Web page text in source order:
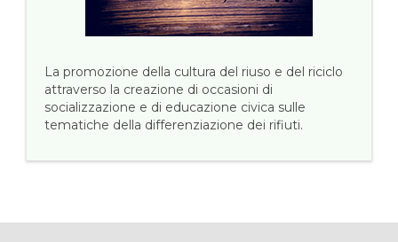
La promozione della cultura del riuso e del riciclo
attraverso la creazione di occasioni di
socializzazione e di educazione civica sulle
tematiche della differenziazione dei rifiuti.